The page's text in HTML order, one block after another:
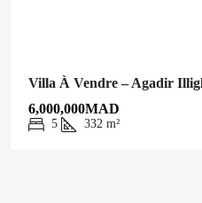
Villa À Vendre – Agadir
6,000,000MAD
5 332 m²